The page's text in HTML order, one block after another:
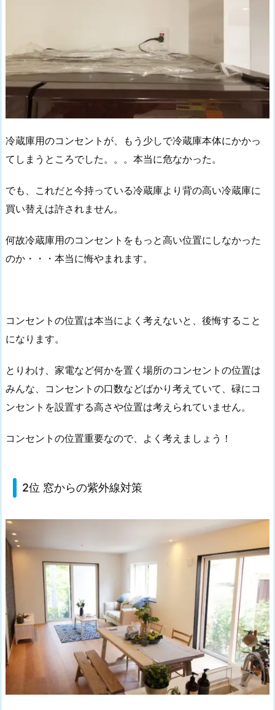
冷蔵庫用のコンセントが、もう少しで冷蔵庫本体にかかっ
てしまうところでした。。。本当に危なかった。
でも、これだと今持っている冷蔵庫より背の高い冷蔵庫に
買い替えは許されません。
何故冷蔵庫用のコンセントをもっと高い位置にしなかった
のか・・・本当に悔やまれます。
コンセントの位置は本当によく考えないと、後悔すること
になります。
とりわけ、家電など何かを置く場所のコンセントの位置は
みんな、コンセントの口数などばかり考えていて、碌にコ
ンセントを設置する高さや位置は考えられていません。
コンセントの位置重要なので、よく考えましょう！
2位 窓からの紫外線対策